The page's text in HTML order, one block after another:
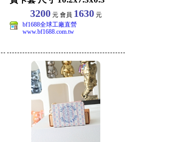
3200元 會員 1630元
bf1688全球工廠直營
www.bf1688.com.tw